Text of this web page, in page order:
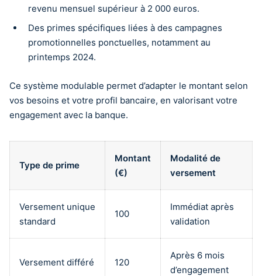
revenu mensuel supérieur à 2 000 euros.
Des primes spécifiques liées à des campagnes
promotionnelles ponctuelles, notamment au
printemps 2024.
Ce système modulable permet d’adapter le montant selon
vos besoins et votre profil bancaire, en valorisant votre
engagement avec la banque.
Type de prime
Montant
(€)
Modalité de
versement
Versement unique
standard
100
Immédiat après
validation
Versement différé 120
Après 6 mois
d’engagement